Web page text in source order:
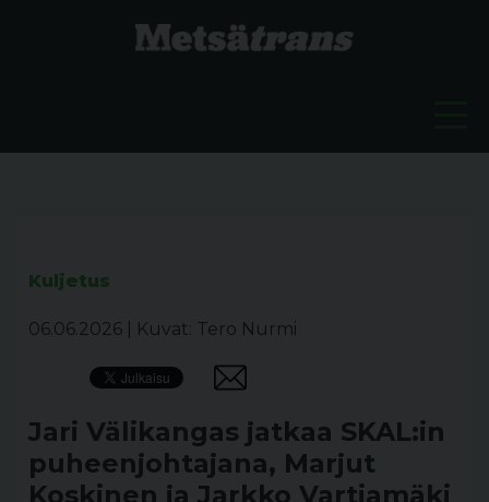
Kuljetus
06.06.2026 Kuvat: Tero Nurmi
Jari Välikangas jatkaa SKAL:in
puheenjohtajana, Marjut
Koskinen ja Jarkko Vartiamäki